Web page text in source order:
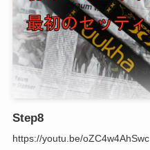
Step8
https://youtu.be/oZC4w4AhSwc